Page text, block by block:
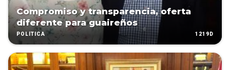
Compromiso y transparencia, oferta
diferente para guaireños
POLÍTICA 1219D